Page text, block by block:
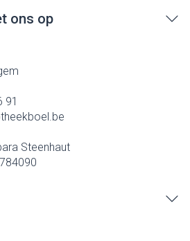
ons op
91
Steenhaut